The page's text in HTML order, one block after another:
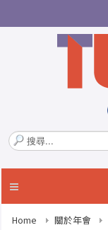
搜
尋
.
Home 關於年會